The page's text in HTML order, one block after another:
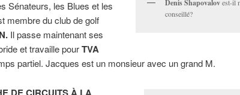
Denis Shapovalovest-il
conseillé?
Sénateurs, les Blues et les
membre du club de golf
Il passe maintenant ses
et travaille pourTVA
partiel. Jacques est un monsieur avec un grand M.